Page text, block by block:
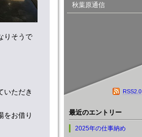
りそうで
いただき
をお借り
秋葉原通信
RSS2.0
最近のエントリー
2025年の仕事納め